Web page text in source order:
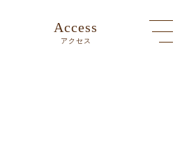
Access
アクセス